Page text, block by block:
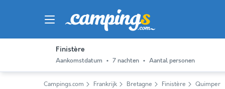
Finistère
Aankomstdatum 7 nachten Aantal personen
Campings.com Frankrijk Bretagne Finistère Quimper